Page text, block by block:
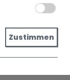
Zustimmen